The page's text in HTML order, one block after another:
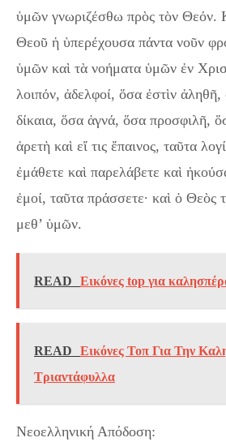
ὑμῶν γνωριζέσθω πρὸς τὸν Θεόν.
Θεοῦ ἡ ὑπερέχουσα πάντα νοῦν
ὑμῶν καὶ τὰ νοήματα ὑμῶν ἐν
λοιπόν, ἀδελφοί, ὅσα ἐστὶν
δίκαια, ὅσα ἁγνά, ὅσα προσφιλῆ,
ἀρετὴ καὶ εἴ τις ἔπαινος, ταῦτα
ἐμάθετε καὶ παρελάβετε καὶ
ἐμοί, ταῦτα πράσσετε· καὶ ὁ Θεὸς
μεθ’ ὑμῶν.
READ Εικόνες top για
READ
Εικόνες Τοπ Για Την
Τριαντάφυλλα
Νεοελληνική Απόδοση: